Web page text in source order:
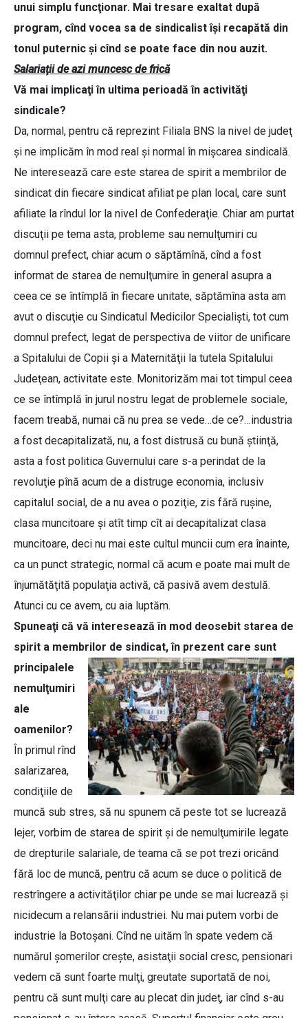
unui simplu funcţionar. Mai tresare exaltat după
program, cînd vocea sa de sindicalist îşi recapătă din
tonul puternic şi cînd se poate face din nou auzit.
Salariaţii de azi muncesc de frică
Vă mai implicaţi în ultima perioadă în activităţi
sindicale?
Da, normal, pentru că reprezint Filiala BNS la nivel de judeţ
şi ne implicăm în mod real şi normal în mişcarea sindicală.
Ne interesează care este starea de spirit a membrilor de
sindicat din fiecare sindicat afiliat pe plan local, care sunt
afiliate la rîndul lor la nivel de Confederaţie. Chiar am purtat
discuţii pe tema asta, probleme sau nemulţumiri cu
domnul prefect, chiar acum o săptămînă, cînd a fost
informat de starea de nemulţumire în general asupra a
ceea ce se întîmplă în fiecare unitate, săptămîna asta am
avut o discuţie cu Sindicatul Medicilor Specialişti, tot cum
domnul prefect, legat de perspectiva de viitor de unificare
a Spitalului de Copii şi a Maternităţii la tutela Spitalului
Judeţean, activitate este. Monitorizăm mai tot timpul ceea
ce se întîmplă în jurul nostru legat de problemele sociale,
facem treabă, numai că nu prea se vede…de ce?…industria
a fost decapitalizată, nu, a fost distrusă cu bună ştiinţă,
asta a fost politica Guvernului care s-a perindat de la
revoluţie pînă acum de a distruge economia, inclusiv
capitalul social, de a nu avea o poziţie, zis fără ruşine,
clasa muncitoare şi atît timp cît ai decapitalizat clasa
muncitoare, deci nu mai este cultul muncii cum era înainte,
ca un punct strategic, normal că acum e poate mai mult de
înjumătăţită populaţia activă, că pasivă avem destulă.
Atunci cu ce avem, cu aia luptăm.
Spuneaţi că vă interesează în mod deosebit starea de
spirit a membrilor de sindicat, în prezent care sunt
principalele
nemulţumiri
ale
oamenilor?
În primul rînd
salarizarea,
condiţiile de
muncă sub stres, să nu spunem că peste tot se lucrează
lejer, vorbim de starea de spirit şi de nemulţumirile legate
de drepturile salariale, de teama că se pot trezi oricând
fără loc de muncă, pentru că acum se duce o politică de
restrîngere a activităţilor chiar pe unde se mai lucrează şi
nicidecum a relansării industriei. Nu mai putem vorbi de
industrie la Botoşani. Cînd ne uităm în spate vedem că
numărul şomerilor creşte, asistaţii social cresc, pensionari
vedem că sunt foarte mulţi, greutate suportată de noi,
pentru că sunt mulţi care au plecat din judeţ, iar cînd s-au